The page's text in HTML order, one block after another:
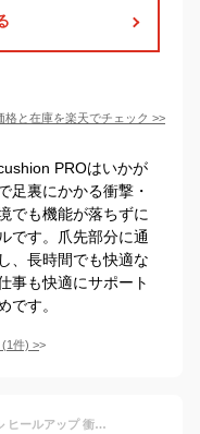
格と在庫を楽天でチェック >>
PROはいかが
足裏にかかる衝撃・
でも機能が落ちずに
です。爪先部分に通
、長時間でも快適な
事も快適にサポート
です。
(1件) >
【※同梱専用商品】中敷き インソール ヒールアップ 衝撃 吸収 消臭 通気 低反発 クッション ブーツ スニーカー ランニング スポーツ ビジネス 柔らか 疲れにくい 立ち仕事 長靴 安全靴 身長アップ メンズ レディース 中敷 かかと 靴 靴ケア用品